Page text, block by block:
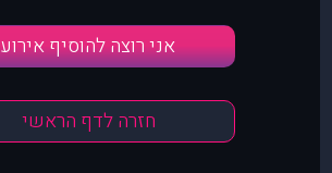
אני רוצה להוסיף אירוע
חזרה לדף הראשי